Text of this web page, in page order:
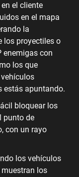
el cliente
en el mapa
la
los proyectiles o
enemigas con
los que
estás apuntando.
bloquear los
punto de
con un rayo
los vehículos
los